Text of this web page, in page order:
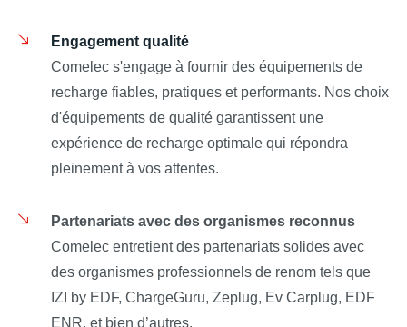
Engagement qualité
Comelec s'engage à fournir des équipements de
recharge fiables, pratiques et performants. Nos choix
d'équipements de qualité garantissent une
expérience de recharge optimale qui répondra
pleinement à vos attentes.
Partenariats avec des organismes reconnus
Comelec entretient des partenariats solides avec
des organismes professionnels de renom tels que
IZI by EDF, ChargeGuru, Zeplug, Ev Carplug, EDF
ENR, et bien d’autres.